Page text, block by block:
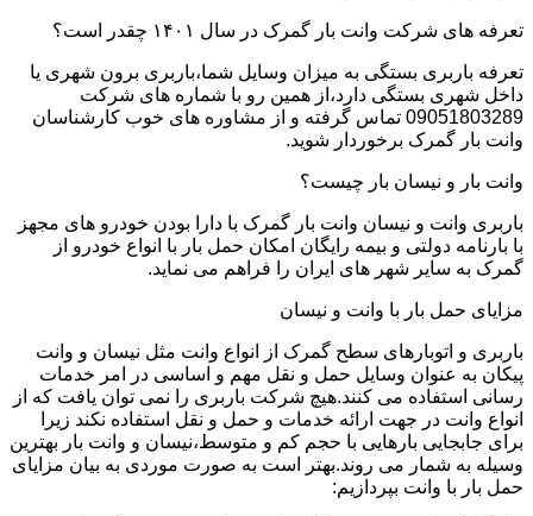
تعرفه های شرکت وانت بار گمرک در سال ۱۴۰۱ چقدر است؟
تعرفه باربری بستگی به میزان وسایل شما،باربری برون شهری یا
داخل شهری بستگی دارد،از همین رو با شماره های شرکت
09051803289 تماس گرفته و از مشاوره های خوب کارشناسان
وانت بار گمرک برخوردار شوید.
وانت بار و نیسان بار چیست؟
باربری وانت و نیسان وانت بار گمرک با دارا بودن خودرو های مجهز
با بارنامه دولتی و بیمه رایگان امکان حمل بار با انواع خودرو از
گمرک به سایر شهر های ایران را فراهم می نماید.
مزایای حمل بار با وانت و نیسان
باربری و اتوبارهای سطح گمرک از انواع وانت مثل نیسان و وانت
پیکان به عنوان وسایل حمل و نقل مهم و اساسی در امر خدمات
رسانی استفاده می کنند.هیچ شرکت باربری را نمی توان یافت که از
انواع وانت در جهت ارائه خدمات و حمل و نقل استفاده نکند زیرا
برای جابجایی بارهایی با حجم کم و متوسط،نیسان و وانت بار بهترین
وسیله به شمار می روند.بهتر است به صورت موردی به بیان مزایای
حمل بار با وانت بپردازیم: